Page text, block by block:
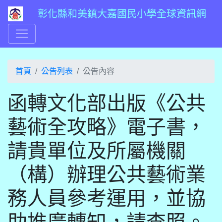
彰化縣和美鎮大嘉國民小學全球資訊網
首頁 公告列表 公告內容
函轉文化部出版《公共
藝術全攻略》電子書，
請貴單位及所屬機關
（構）辦理公共藝術業
務人員參考運用，並協